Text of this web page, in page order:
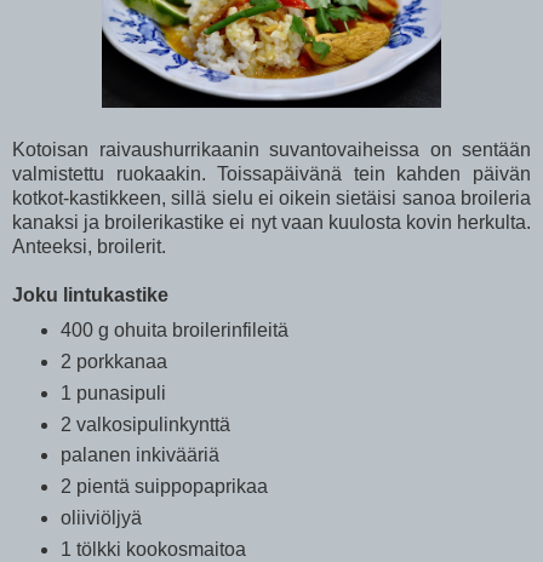
Kotoisan raivaushurrikaanin suvantovaiheissa on sentään
valmistettu ruokaakin. Toissapäivänä tein kahden päivän
kotkot-kastikkeen, sillä sielu ei oikein sietäisi sanoa broileria
kanaksi ja broilerikastike ei nyt vaan kuulosta kovin herkulta.
Anteeksi, broilerit.
Joku lintukastike
400 g ohuita broilerinfileitä
2 porkkanaa
1 punasipuli
2 valkosipulinkynttä
palanen inkivääriä
2 pientä suippopaprikaa
oliiviöljyä
1 tölkki kookosmaitoa